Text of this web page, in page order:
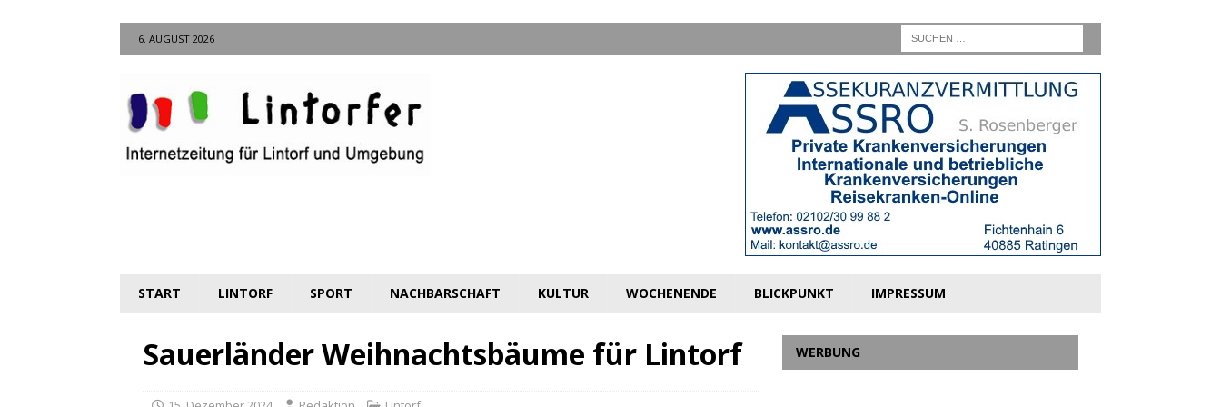
6. AUGUST 2026
START LINTORF SPORT NACHBARSCHAFT KULTUR WOCHENENDE BLICKPUNKT IMPRESSUM
Sauerländer Weihnachtsbäume für Lintorf WERBUNG